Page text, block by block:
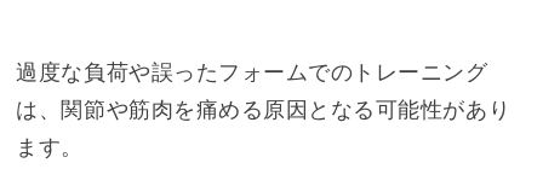
過度な負荷や誤ったフォームでのトレーニング
は、関節や筋肉を痛める原因となる可能性があり
ます。